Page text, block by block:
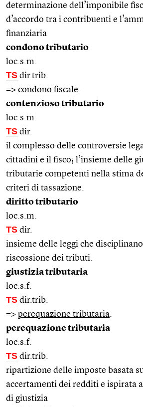
determinazione dell’imponibile
d’accordo tra i contribuenti e
finanziaria
condono tributario
loc.s.m.
TS dir.trib.
=> condono fiscale
contenzioso tributario
loc.s.m.
TS dir.
il complesso delle controversie
cittadini e il fisco; l’insieme delle
tributarie competenti nella stima
criteri di tassazione.
diritto tributario
loc.s.m.
TS dir.
insieme delle leggi che
riscossione dei tributi.
giustizia tributaria
loc.s.f.
TS dir.trib.
=> perequazione tributaria
perequazione tributaria
loc.s.f.
TS dir.trib.
ripartizione delle imposte basata
accertamenti dei redditi e ispirata
di giustizia